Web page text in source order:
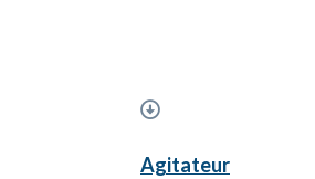
Agitateur